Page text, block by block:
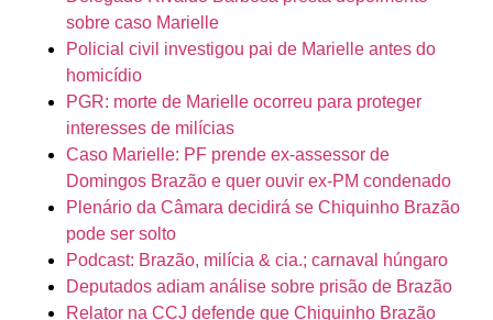
sobre caso Marielle
Policial civil investigou pai de Marielle antes do
homicídio
PGR: morte de Marielle ocorreu para proteger
interesses de milícias
Caso Marielle: PF prende ex-assessor de
Domingos Brazão e quer ouvir ex-PM condenado
Plenário da Câmara decidirá se Chiquinho Brazão
pode ser solto
Podcast: Brazão, milícia & cia.; carnaval húngaro
Deputados adiam análise sobre prisão de Brazão
Relator na CCJ defende que Chiquinho Brazão